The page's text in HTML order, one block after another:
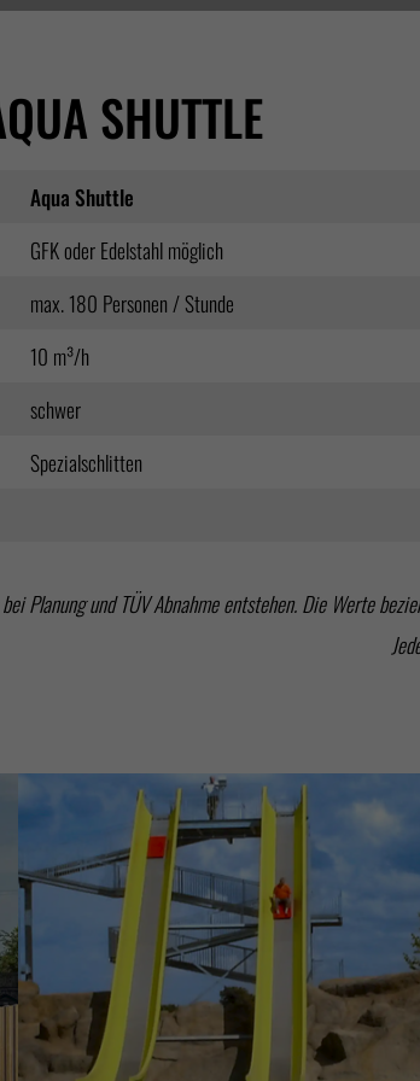
SHUTTLE
Aqua Shuttle
GFK oder Edelstahl möglich
max. 180 Personen / Stunde
10 m³/h
schwer
Spezialschlitten
Planung und TÜV Abnahme entstehen. Die Werte